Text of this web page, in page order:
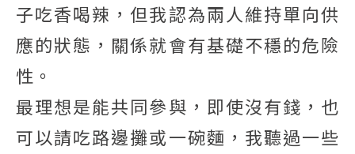
子吃香喝辣，但我認為兩人維持單向供
應的狀態，關係就會有基礎不穩的危險
性。
最理想是能共同參與，即使沒有錢，也
可以請吃路邊攤或一碗麵，我聽過一些